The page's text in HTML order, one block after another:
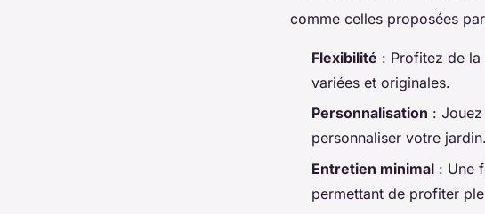
comme celles proposées par
Flexibilité : Profitez de
variées et originales.
Personnalisation :
personnaliser votre jardin.
Entretien minimal : Une
permettant de profiter